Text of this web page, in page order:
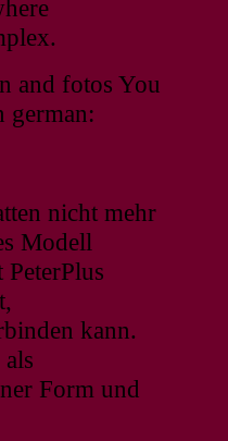
and fotos You
german:
nicht mehr
Modell
kann.
Form und